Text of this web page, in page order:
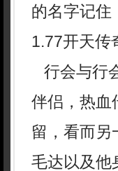
的名字记住
1.77开天传
行会与行
伴侣，热
留，看而另
毛达以及他